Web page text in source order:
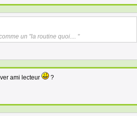
un "la routine quoi.... "
ami lecteur ?